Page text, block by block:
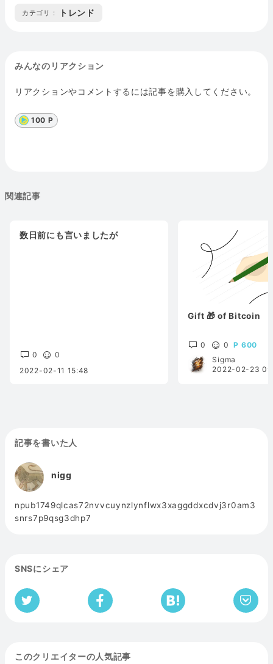
カテゴリ : トレンド
みんなのリアクション
リアクションやコメントするには記事を購入してください。
100 P
関連記事
数日前にも言いましたが
0
0
2022-02-11 15:48
Gift 🎁 of Bitcoin
0 0
600
Sigma
2022-02-23
記事を書いた人
nigg
npub1749qlcas72nvvcuynzlynflwx3xaggddxcdvj3r0am3
snrs7p9qsg3dhp7
SNSにシェア
このクリエイターの人気記事